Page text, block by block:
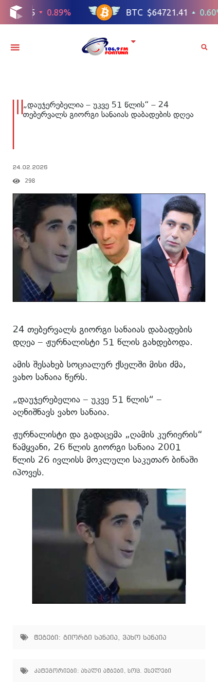
„დაუჯერებელია – უკვე 51 წლის“ – 24
თებერვალს გიორგი სანაიას დაბადების დღეა
24.02.2026
298
24 თებერვალს გიორგი სანაიას დაბადების
დღეა – ჟურნალისტი 51 წლის გახდებოდა.
ამის შესახებ სოციალურ ქსელში მისი ძმა,
ვახო სანაია წერს.
„დაუჯერებელია – უკვე 51 წლის“ –
აღნიშნავს ვახო სანაია.
ჟურნალისტი და გადაცემა „ღამის კურიერის“
წამყვანი, 26 წლის გიორგი სანაია 2001
წლის 26 ივლისს მოკლული საკუთარ ბინაში
იპოვეს.
ტეგები: გიორგი სანაია ვახო სანაია
კატეგორიები: ახალი ამბები , სოც. ქსელები